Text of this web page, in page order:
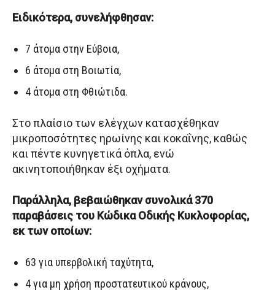
Ειδικότερα, συνελήφθησαν:
7 άτομα στην Εύβοια,
6 άτομα στη Βοιωτία,
4 άτομα στη Φθιώτιδα.
Στο πλαίσιο των ελέγχων κατασχέθηκαν
μικροποσότητες ηρωίνης και κοκαΐνης, καθώς
και πέντε κυνηγετικά όπλα, ενώ
ακινητοποιήθηκαν έξι οχήματα.
Παράλληλα, βεβαιώθηκαν συνολικά 370
παραβάσεις του Κώδικα Οδικής Κυκλοφορίας,
εκ των οποίων:
63 για υπερβολική ταχύτητα,
4 για μη χρήση προστατευτικού κράνους,